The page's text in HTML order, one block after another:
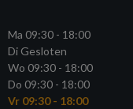
Ma 09:30 - 18:00
Di Gesloten
Wo 09:30 - 18:00
Do 09:30 - 18:00
Vr 09:30 - 18:00